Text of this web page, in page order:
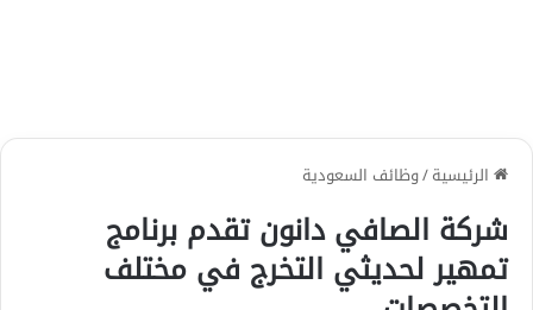
الرئيسية/وظائف السعودية
شركة الصافي دانون تقدم برنامج
تمهير لحديثي التخرج في مختلف